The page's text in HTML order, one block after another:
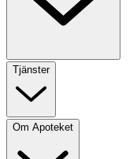
Tjänster
Om Apoteket